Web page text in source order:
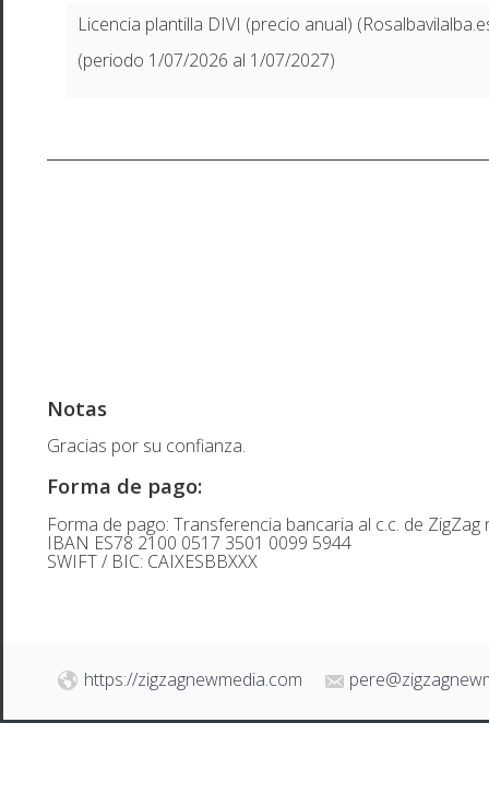
Licencia plantilla DIVI (precio anual)
(periodo 1/07/2026 al 1/07/2027)
Notas
Gracias por su confianza.
Forma de pago:
Forma de pago: Transferencia bancaria al c.c. de ZigZag
IBAN ES78 2100 0517 3501 0099 5944
SWIFT / BIC: CAIXESBBXXX
https://zigzagnewmedia.com